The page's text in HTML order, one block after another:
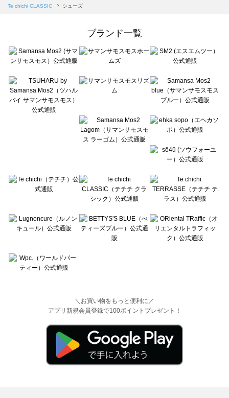
Samansa Mos2 blue（サマンサモスモス ブルー）のシューズ一覧
sō4ū（ソウフォーユー）のシューズ一覧
Te chichi（テチチ）のシューズ一覧
Te chichi CLASSIC（テチチ クラシック）のシューズ一覧
Lugnoncure（ルノンキュール）のシューズ一覧
BETTY'S BLUE（べティーズブルー）のシューズ一覧
Wpc.（ワールドパーティー）のシューズ一覧
Te chichi CLASSIC シューズ
ブランド一覧
＼お買い物をもっと便利に／
アプリ新規会員登録で100ポイントプレゼント！